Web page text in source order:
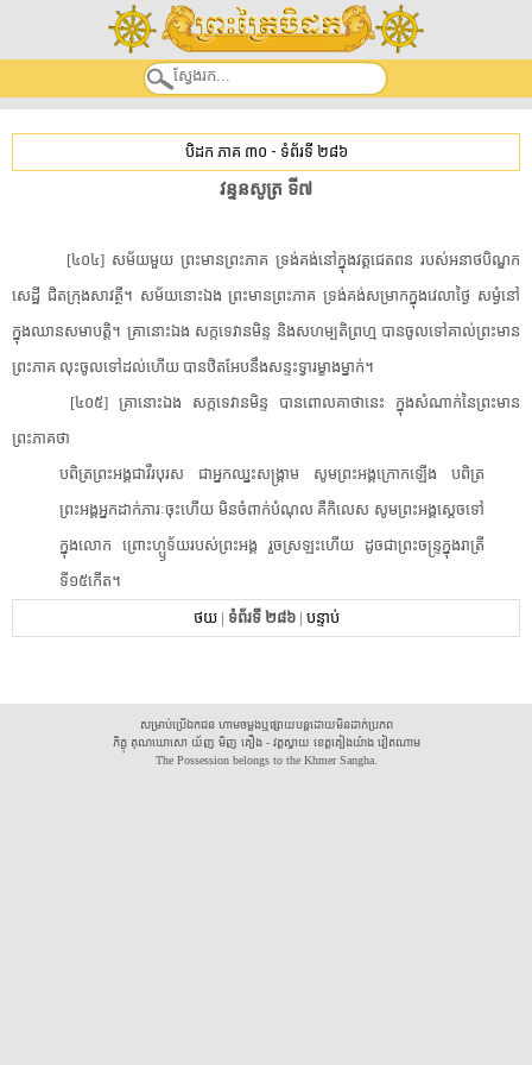
បិដក ភាគ ៣០ - ទំព័រទី ២៨៦
វន្ទន​សូត្រ​ ​ទី៧​
[​៤០៤​]​ ​សម័យមួយ​ ​ព្រះមានព្រះភាគ​ ​ទ្រង់​គង់នៅ​ក្នុង​វត្ត​ជេតពន​ ​របស់​អនាថ​បិណ្ឌ​ក​
សេដ្ឋី​ ​ជិត​ក្រុង​សាវត្ថី​។​ ​សម័យ​នោះ​ឯង​ ​ព្រះមានព្រះភាគ​ ​ទ្រង់​គង់​សម្រាក​ក្នុង​វេលា​ថ្ងៃ​ ​សម្ងំ​នៅ
ក្នុង​ឈាន​សមាបត្តិ​។​ ​គ្រានោះ​ឯង​ ​សក្ក​ទេ​វាន​មិន្ទ​ ​និង​សហ​ម្ប​តិ​ព្រហ្ម​ ​បាន​ចូល​ទៅ​គាល់​ព្រះមាន
ព្រះភាគ​ ​លុះ​ចូល​ទៅដល់​ហើយ​ ​បាន​ឋិត​អែបនឹង​សន្ទះទ្វារ​ម្ខាង​ម្នាក់​។​
[​៤០៥​]​ ​គ្រានោះ​ឯង​ ​សក្ក​ទេ​វាន​មិន្ទ​ ​បាន​ពោល​គាថា​នេះ​ ​ក្នុង​សំណាក់​នៃ​ព្រះមាន
ព្រះភាគ​ថា​
​បពិត្រ​ព្រះអង្គ​ជា​វីរបុរស​ ​ជា​អ្នកឈ្នះ​សង្គ្រាម​ ​សូម​ព្រះអង្គ​ក្រោក​ឡើង​ ​បពិត្រ​
ព្រះអង្គ​អ្នក​ដាក់​ភារៈ​ចុះ​ហើយ​ ​មិន​ចំពាក់បំណុល​ ​គឺ​កិលេស​ ​សូម​ព្រះអង្គ​ស្តេច​ទៅ​
ក្នុង​លោក​ ​ព្រោះ​ហ្ឫទ័យ​របស់​ព្រះអង្គ​ ​រួច​ស្រឡះ​ហើយ​ ​ដូចជា​ព្រះចន្ទ្រ​ក្នុង​រាត្រី​
ទី១៥កើត​។​
ថយ| ទំព័រទី ២៨៦| បន្ទាប់
សម្រាប់ប្រើឯកជន ហាមចម្លងឬផ្សាយបន្តដោយមិនដាក់ប្រភព
ភិក្ខុ គុណឃោសោ យ័ញ មិញ គឿង - វត្តស្វាយ ខេត្តគៀងយ៉ាង វៀតណាម
The Possession belongs to the Khmer Sangha.